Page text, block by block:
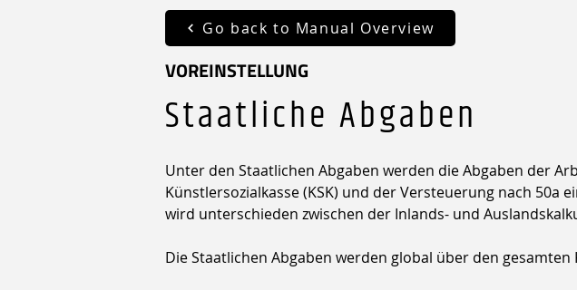
Go back to Manual Overview
VOREINSTELLUNG
Staatliche Abgaben
Unter den Staatlichen Abgaben werden die Abgaben der
Künstlersozialkasse (KSK) und der Versteuerung nach 50a
wird unterschieden zwischen der Inlands- und
Die Staatlichen Abgaben werden global über den